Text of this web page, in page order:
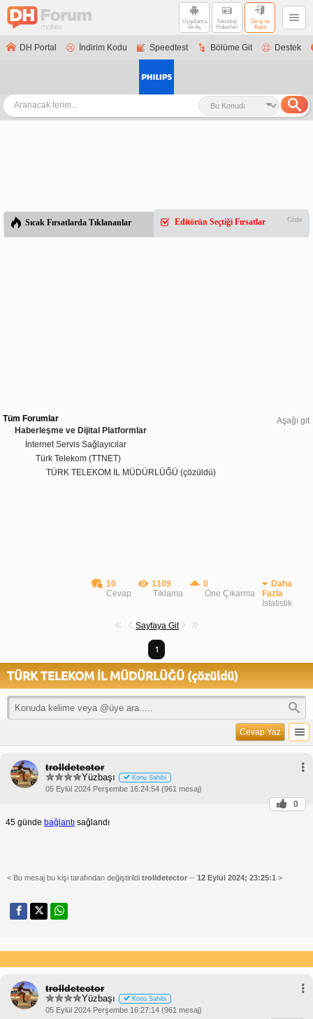
Uygulama
ile Aç
Teknoloji
Haberleri
Giriş ve
Kayıt
DH Portal İndirim Kodu Speedtest Bölüme Git Destek
Sıcak Fırsatlarda Tıklananlar Editörün Seçtiği Fırsatlar Gizle
Aşağı git
Tüm Forumlar
Haberleşme ve Dijital Platformlar
İnternet Servis Sağlayıcılar
Türk Telekom (TTNET)
TÜRK TELEKOM İL MÜDÜRLÜĞÜ (çözüldü)
10
Cevap
1109
Tıklama
0
Öne Çıkarma
Daha
Fazla
İstatistik
Sayfaya Git
1
TÜRK TELEKOM İL MÜDÜRLÜĞÜ (çözüldü)
Cevap Yaz
trolldetector
Yüzbaşı Konu Sahibi
05 Eylül 2024 Perşembe 16:24:54 (961 mesaj)
0
45 günde bağlantı sağlandı
< Bu mesaj bu kişi tarafından değiştirildi trolldetector -- 12 Eylül 2024; 23:25:1 >
trolldetector
Yüzbaşı Konu Sahibi
05 Eylül 2024 Perşembe 16:27:14 (961 mesaj)